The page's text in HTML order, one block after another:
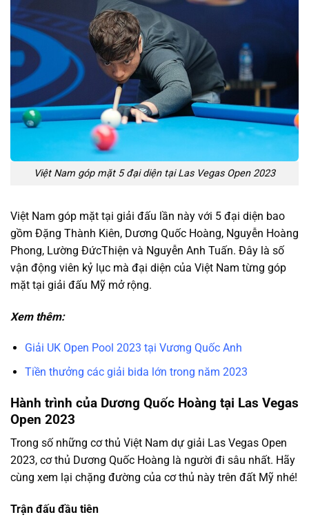
Việt Nam góp mặt 5 đại diện tại Las Vegas Open 2023
Việt Nam góp mặt tại giải đấu lần này với 5 đại diện bao
gồm Đặng Thành Kiên, Dương Quốc Hoàng, Nguyễn Hoàng
Phong, Lường ĐứcThiện và Nguyễn Anh Tuấn. Đây là số
vận động viên kỷ lục mà đại diện của Việt Nam từng góp
mặt tại giải đấu Mỹ mở rộng.
Xem thêm:
Giải UK Open Pool 2023 tại Vương Quốc Anh
Tiền thưởng các giải bida lớn trong năm 2023
Hành trình của Dương Quốc Hoàng tại Las Vegas
Open 2023
Trong số những cơ thủ Việt Nam dự giải Las Vegas Open
2023, cơ thủ Dương Quốc Hoàng là người đi sâu nhất. Hãy
cùng xem lại chặng đường của cơ thủ này trên đất Mỹ nhé!
Trận đấu đầu tiên